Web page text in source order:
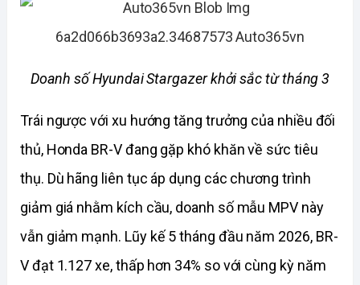
Doanh số Hyundai Stargazer khởi sắc từ tháng 3
Trái ngược với xu hướng tăng trưởng của nhiều đối
thủ, Honda BR-V đang gặp khó khăn về sức tiêu
thụ. Dù hãng liên tục áp dụng các chương trình
giảm giá nhằm kích cầu, doanh số mẫu MPV này
vẫn giảm mạnh. Lũy kế 5 tháng đầu năm 2026, BR-
V đạt 1.127 xe, thấp hơn 34% so với cùng kỳ năm